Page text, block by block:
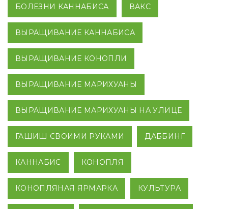
БОЛЕЗНИ КАННАБИСА ВАКС
ВЫРАЩИВАНИЕ КАННАБИСА
ВЫРАЩИВАНИЕ КОНОПЛИ
ВЫРАЩИВАНИЕ МАРИХУАНЫ
ВЫРАЩИВАНИЕ МАРИХУАНЫ НА УЛИЦЕ
ГАШИШ СВОИМИ РУКАМИ ДАББИНГ
КАННАБИС КОНОПЛЯ
КОНОПЛЯНАЯ ЯРМАРКА КУЛЬТУРА